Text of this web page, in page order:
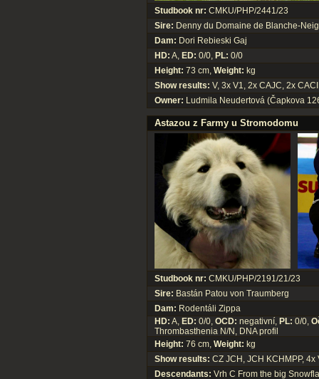
Studbook nr: CMKU/PHP/2441/23
Sire: Denny du Domaine de Blanche-
Dam: Dori Rebieski Gaj
HD: A, ED: 0/0, PL: 0/0
Height: 73 cm, Weight: kg
Show results: V, 3x V1, 2x CAJC, 2x
Owner: Ludmila Neudertová (Čapkova
Astazou z Farmy u Stromodomu
Studbook nr: CMKU/PHP/2191/21/23
Sire: Bastán Patou von Traumberg
Dam: Rodentáli Zippa
HD: A, ED: 0/0, OCD: negativní, PL: 0/0,
Thrombasthenia N/N, DNA profil
Height: 76 cm, Weight: kg
Show results: CZ JCH, JCH KCHMPP,
Descendants: Vrh C From the big